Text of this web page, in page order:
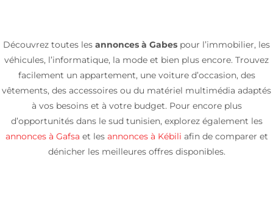
Découvrez toutes les annonces à Gabes pour l’immobilier, les
véhicules, l’informatique, la mode et bien plus encore. Trouvez
facilement un appartement, une voiture d’occasion, des
vêtements, des accessoires ou du matériel multimédia adaptés
à vos besoins et à votre budget. Pour encore plus
d’opportunités dans le sud tunisien, explorez également les
annonces à Gafsa et les annonces à Kébili afin de comparer et
dénicher les meilleures offres disponibles.